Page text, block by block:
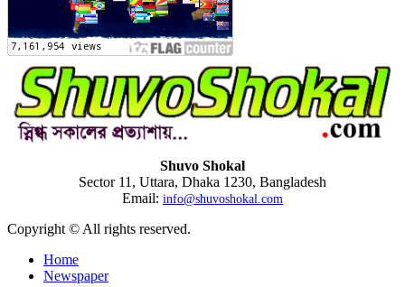
Shuvo Shokal
Sector 11, Uttara, Dhaka 1230, Bangladesh
Email: info@shuvoshokal.com
Copyright © All rights reserved.
Home
Newspaper